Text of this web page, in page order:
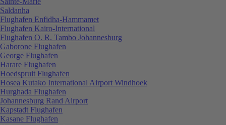
Saldanha
Flughafen Enfidha-Hammamet
Flughafen Kairo-International
Flughafen O. R. Tambo Johannesburg
Gaborone Flughafen
George Flughafen
Harare Flughafen
Hoedspruit Flughafen
Hosea Kutako International Airport Windhoek
Hurghada Flughafen
Johannesburg Rand Airport
Kapstadt Flughafen
Kasane Flughafen